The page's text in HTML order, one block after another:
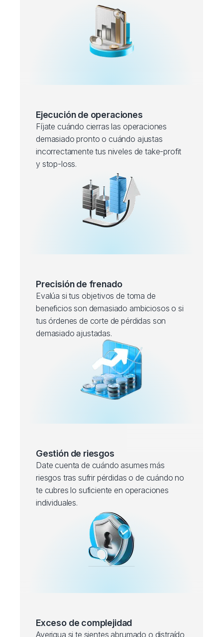
Ejecución de operaciones
Fíjate cuándo cierras las operaciones
demasiado pronto o cuándo ajustas
incorrectamente tus niveles de take-profit
y stop-loss.
Precisión de frenado
Evalúa si tus objetivos de toma de
beneficios son demasiado ambiciosos o si
tus órdenes de corte de pérdidas son
demasiado ajustadas.
Gestión de riesgos
Date cuenta de cuándo asumes más
riesgos tras sufrir pérdidas o de cuándo no
te cubres lo suficiente en operaciones
individuales.
Exceso de complejidad
Averigua si te sientes abrumado o distraído